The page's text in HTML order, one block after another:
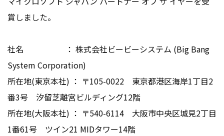
賞しました。
社名 ： 株式会社ビービーシステム (Big Bang
System Corporation)
所在地(東京本社) ： 〒105-0022 東京都港区海岸1丁目2
番3号 汐留芝離宮ビルディング12階
所在地(大阪本社) ： 〒540-6114 大阪市中央区城見2丁目
1番61号 ツイン21 MIDタワー14階